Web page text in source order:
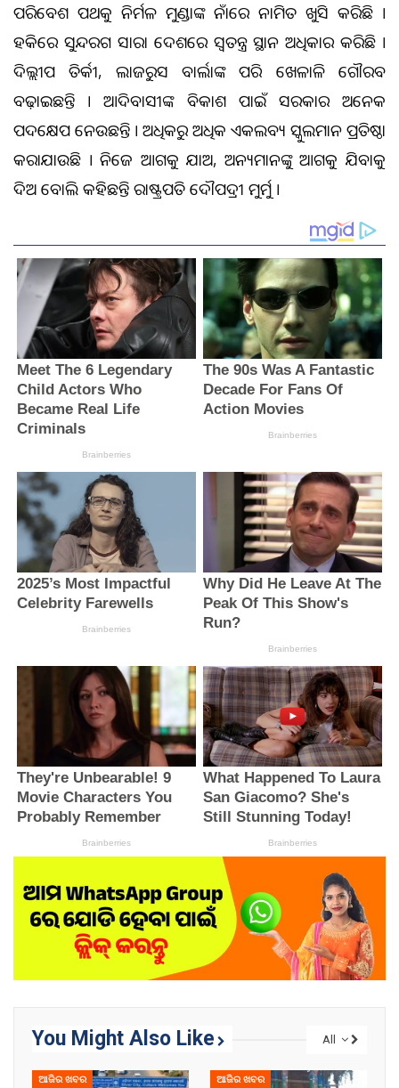
ପରିବେଶ ପଥକୁ ନିର୍ମଳ ମୁଣ୍ଡାଙ୍କ ନାଁରେ ନାମିତ ଖୁସି କରିଛି ।
ହକିରେ ସୁନ୍ଦରଗଡ଼ ସାରା ଦେଶରେ ସ୍ବତନ୍ତ୍ର ସ୍ଥାନ ଅଧିକାର କରିଛି ।
ଦିଲ୍ଲୀପ ତିର୍କୀ, ଲାଜରୁସ ବାର୍ଲାଙ୍କ ପରି ଖେଳାଳି ଗୌରବ
ବଢ଼ାଇଛନ୍ତି । ଆଦିବାସୀଙ୍କ ବିକାଶ ପାଇଁ ସରକାର ଅନେକ
ପଦକ୍ଷେପ ନେଉଛନ୍ତି । ଅଧିକରୁ ଅଧିକ ଏକଲବ୍ୟ ସ୍କୁଲମାନ ପ୍ରତିଷ୍ଠା
କରାଯାଉଛି । ନିଜେ ଆଗକୁ ଯାଅ, ଅନ୍ୟମାନଙ୍କୁ ଆଗକୁ ଯିବାକୁ
ଦିଅ ବୋଲି କହିଛନ୍ତି ରାଷ୍ଟ୍ରପତି ଦୌପଦ୍ରୀ ମୁର୍ମୁ ।
All
You Might Also Like
ଆଜିର ଖବର ଆଜିର ଖବର